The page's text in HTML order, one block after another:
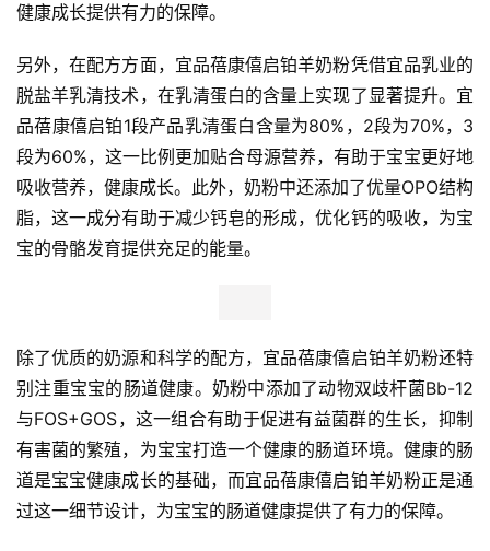
健康成长提供有力的保障。
另外，在配方方面，宜品蓓康僖启铂羊奶粉凭借宜品乳业的
脱盐羊乳清技术，在乳清蛋白的含量上实现了显著提升。宜
品蓓康僖启铂1段产品乳清蛋白含量为80%，2段为70%，3
段为60%，这一比例更加贴合母源营养，有助于宝宝更好地
吸收营养，健康成长。此外，奶粉中还添加了优量OPO结构
脂，这一成分有助于减少钙皂的形成，优化钙的吸收，为宝
宝的骨骼发育提供充足的能量。
除了优质的奶源和科学的配方，宜品蓓康僖启铂羊奶粉还特
别注重宝宝的肠道健康。奶粉中添加了动物双歧杆菌Bb-12
与FOS+GOS，这一组合有助于促进有益菌群的生长，抑制
有害菌的繁殖，为宝宝打造一个健康的肠道环境。健康的肠
道是宝宝健康成长的基础，而宜品蓓康僖启铂羊奶粉正是通
过这一细节设计，为宝宝的肠道健康提供了有力的保障。